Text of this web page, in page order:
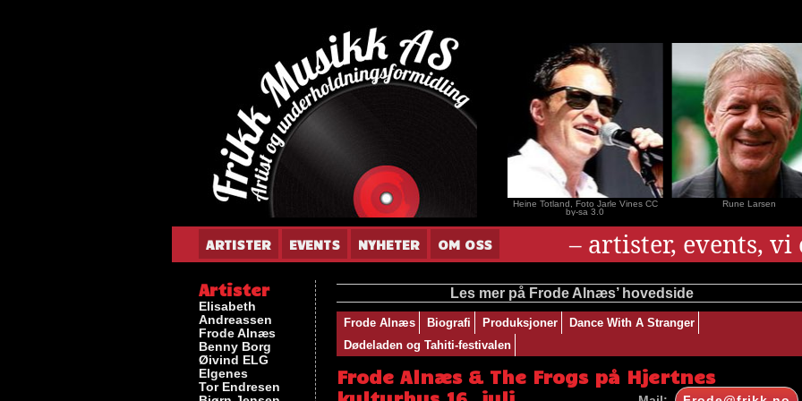
Gunnar Andersen
Heine Totland, Foto Jarle Vines CC
by-sa 3.0
Rune Larsen
ARTISTER EVENTS NYHETER OM OSS – artister, events,
Les mer på Frode Alnæs’ hovedside
Frode Alnæs Biografi Produksjoner
Dance With A Stranger
Dødeladen og Tahiti-festivalen
Frode Alnæs & The Frogs på Hjertnes
Artister
Elisabeth
Andreassen
Frode Alnæs
Benny Borg
Øivind ELG
Elgenes
Tor Endresen